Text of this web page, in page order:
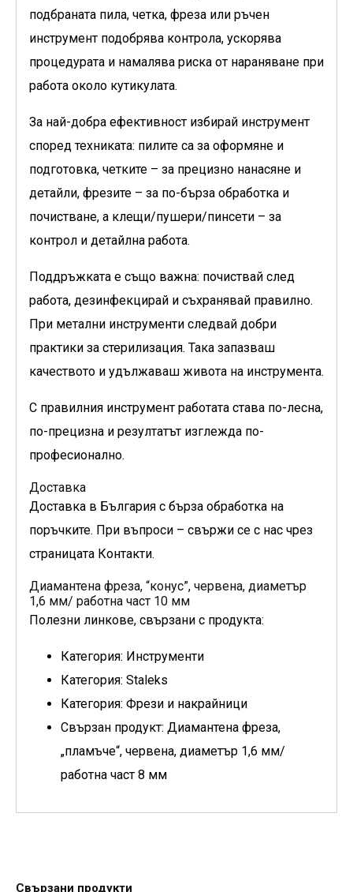
подбраната пила, четка, фреза или ръчен
инструмент подобрява контрола, ускорява
процедурата и намалява риска от нараняване при
работа около кутикулата.
За най-добра ефективност избирай инструмент
според техниката: пилите са за оформяне и
подготовка, четките – за прецизно нанасяне и
детайли, фрезите – за по-бърза обработка и
почистване, а клещи/пушери/пинсети – за
контрол и детайлна работа.
Поддръжката е също важна: почиствай след
работа, дезинфекцирай и съхранявай правилно.
При метални инструменти следвай добри
практики за стерилизация. Така запазваш
качеството и удължаваш живота на инструмента.
С правилния инструмент работата става по-лесна,
по-прецизна и резултатът изглежда по-
професионално.
Доставка
Доставка в България с бърза обработка на
поръчките. При въпроси – свържи се с нас чрез
страницата Контакти.
Диамантена фреза, “конус”, червена, диаметър
1,6 мм/ работна част 10 мм
Полезни линкове, свързани с продукта:
Категория: Инструменти
Категория: Staleks
Категория: Фрези и накрайници
Свързан продукт: Диамантена фреза,
„пламъче“, червена, диаметър 1,6 мм/
работна част 8 мм
Свързани продукти